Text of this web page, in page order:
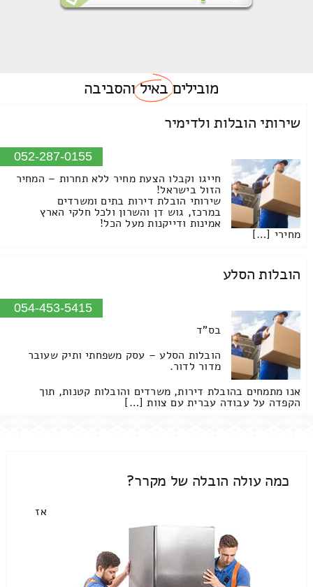
מוביליםבאילוהסביבה
שירותי הובלות ולדימיר
052-287-0155
חייגו וקבלו הצעת מחיר ללא תחרות – המחיר
הזול בישראל!
שירותי הובלת דירות בתים ומשרדים
במרכז, גוש דן והשרון ולכל חלקי הארץ
אמינות ודייקנות מעל הכל!
מחירי […]
הובלות הסלע
054-453-5415
בס"ד
הובלות הסלע – עסק משפחתי ותיק שעובר
מדור לדור.
אנו מתמחים בהובלת דירות, משרדים והובלות קטנות, תוך
הקפדה על עבודה עברית עם צוות […]
כמה עולה הובלה של מקרר?
אז